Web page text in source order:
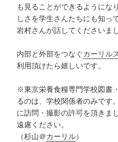
も見ることができるようにな
しさを学生さんたちにも知っ
岩村さんが話してくださいまし
内部と外部をつなぐカーリル
利用頂けたら嬉しいです。
※東京栄養食糧専門学校図書
るのは、学校関係者のみです
に訪問・撮影の許可を頂きま
遠慮ください。
（杉山＠ カーリル）